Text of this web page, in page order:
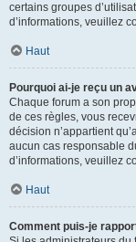
certains groupes
d’informations, veuillez
Haut
Pourquoi ai-je reçu un
Chaque forum a son
de ces règles, vous
décision n’appartient
aucun cas responsable
d’informations, veuillez
Haut
Comment puis-je